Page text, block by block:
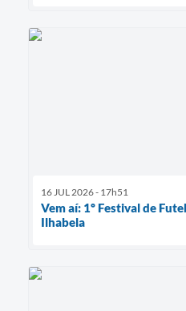
16 JUL 2026 - 17h51
Vem aí: 1º Festival de
Ilhabela